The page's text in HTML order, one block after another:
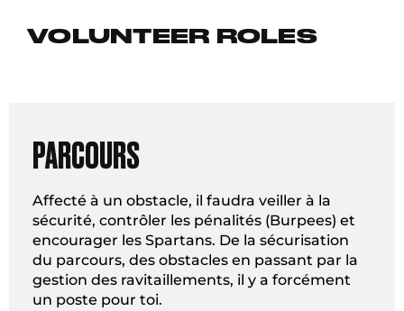
VOLUNTEER ROLES
PARCOURS
Affecté à un obstacle, il faudra veiller à la
sécurité, contrôler les pénalités (Burpees) et
encourager les Spartans. De la sécurisation
du parcours, des obstacles en passant par la
gestion des ravitaillements, il y a forcément
un poste pour toi.